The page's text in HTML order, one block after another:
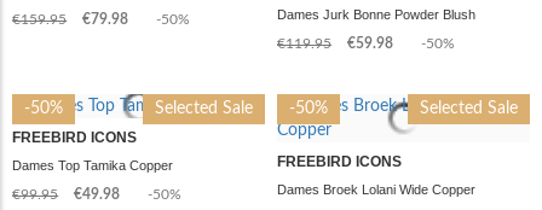
€159.95
€79.98 -50%
Dames Jurk Bonne Powder Blush
€119.95
€59.98 -50%
-50%
Selected Sale
FREEBIRD ICONS
Dames Top Tamika Copper
€99.95
€49.98 -50%
-50% Selected Sale
FREEBIRD ICONS
Dames Broek Lolani Wide Copper